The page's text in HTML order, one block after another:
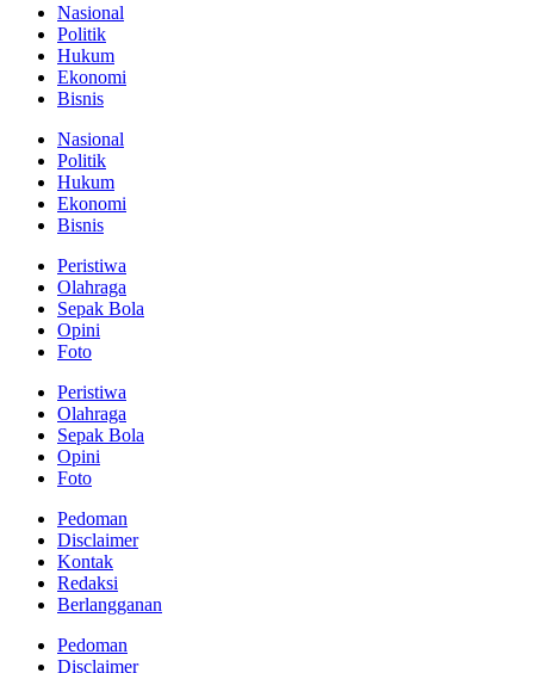
Nasional
Politik
Hukum
Ekonomi
Bisnis
Nasional
Politik
Hukum
Ekonomi
Bisnis
Peristiwa
Olahraga
Sepak Bola
Opini
Foto
Peristiwa
Olahraga
Sepak Bola
Opini
Foto
Pedoman
Disclaimer
Kontak
Redaksi
Berlangganan
Pedoman
Disclaimer